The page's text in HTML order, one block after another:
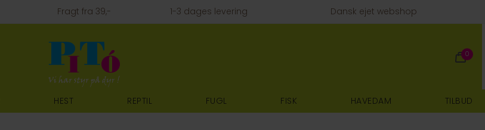
Fragt fra 39,- 1-3 dages levering Dansk ejet webshop
0
HEST REPTIL FUGL FISK HAVEDAM TILBUD